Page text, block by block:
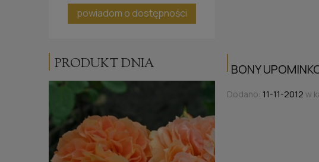
powiadom o dostępności
PRODUKT DNIA BONY
Dodano: 11-11-2012 w